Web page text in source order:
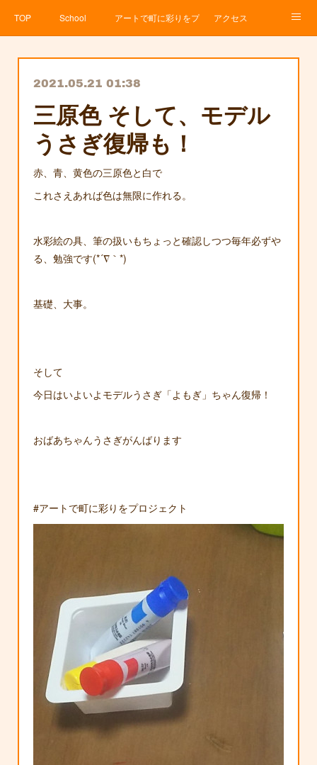
TOP School アートで町に彩りをプロジェクト
アクセス
2021.05.21 01:38
三原色 そして、モデル
うさぎ復帰も！
赤、青、黄色の三原色と白で
これさえあれば色は無限に作れる。
水彩絵の具、筆の扱いもちょっと確認しつつ毎年必ずや
る、勉強です(*´∇｀*)
基礎、大事。
そして
今日はいよいよモデルうさぎ「よもぎ」ちゃん復帰！
おばあちゃんうさぎがんばります
#アートで町に彩りをプロジェクト